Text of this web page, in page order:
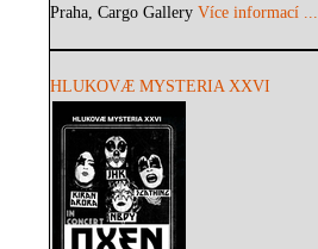
Praha, Cargo GalleryVíce informací ...
HLUKOVÆ MYSTERIA XXVI